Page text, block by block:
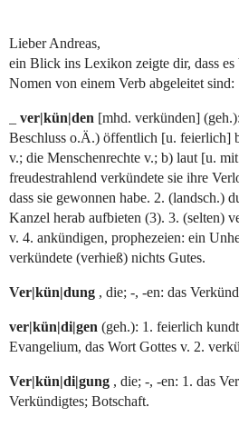
Lieber Andreas,
ein Blick ins Lexikon zeigte dir, dass es
Nomen von einem Verb abgeleitet sind:
ver|kün|den [mhd. verkünden]
Beschluss o.Ä.) öffentlich [u. feierlich]
v.; die Menschenrechte v.; b) laut [u.
freudestrahlend verkündete sie ihre
dass sie gewonnen habe. 2. (landsch.)
Kanzel herab aufbieten (3). 3. (selten)
v. 4. ankündigen, prophezeien: ein
verkündete (verhieß) nichts Gutes.
Ver|kün|dung , die; -, -en: das
ver|kün|di|gen (geh.): 1. feierlich
Evangelium, das Wort Gottes v. 2.
Ver|kün|di|gung , die; -, -en: 1. das
Verkündigtes; Botschaft.